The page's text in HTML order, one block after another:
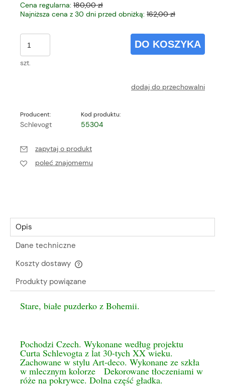
Cena regularna: 180,00 zł
Najniższa cena z 30 dni przed obniżką: 162,00 zł
szt.
DO KOSZYKA
dodaj do przechowalni
Producent:
Schlevogt
Kod produktu:
55304
zapytaj o produkt
poleć znajomemu
Opis
Dane techniczne
Koszty dostawy
Cena nie zawiera ewentualnych kosztów płatności
Produkty powiązane
Stare, białe puzderko z Bohemii.
Pochodzi Czech. Wykonane według projektu
Curta Schlevogta z lat 30-tych XX wieku.
Zachowane w stylu Art-deco. Wykonane ze szkła
w mlecznym kolorze Dekorowane tłoczeniami w
róże na pokrywce. Dolna część gładka.